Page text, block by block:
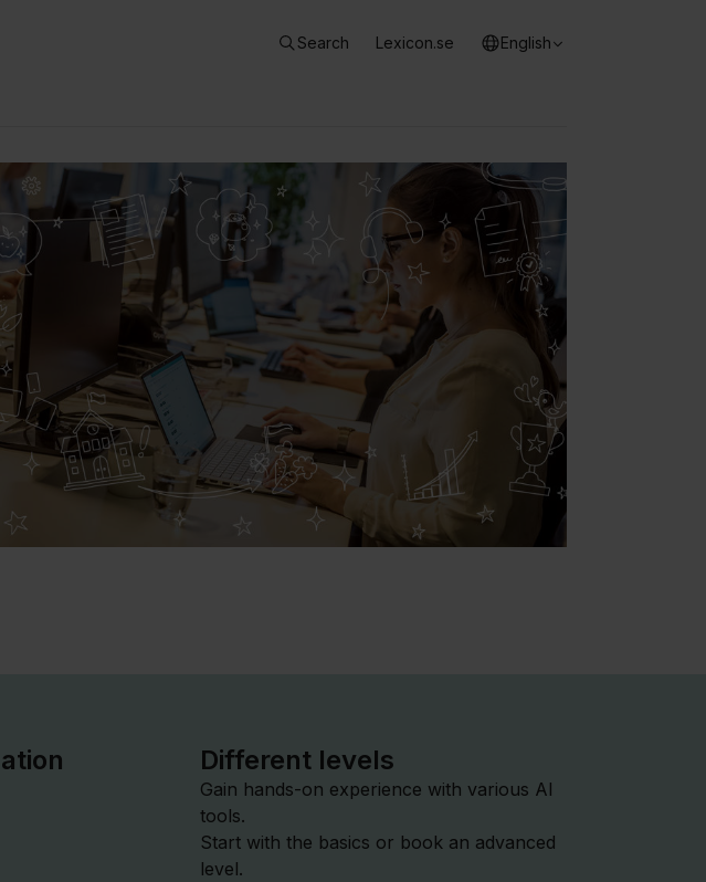
Search Lexicon.se English
Different levels
Gain hands-on experience with various AI
tools.
Start with the basics or book an advanced
level.